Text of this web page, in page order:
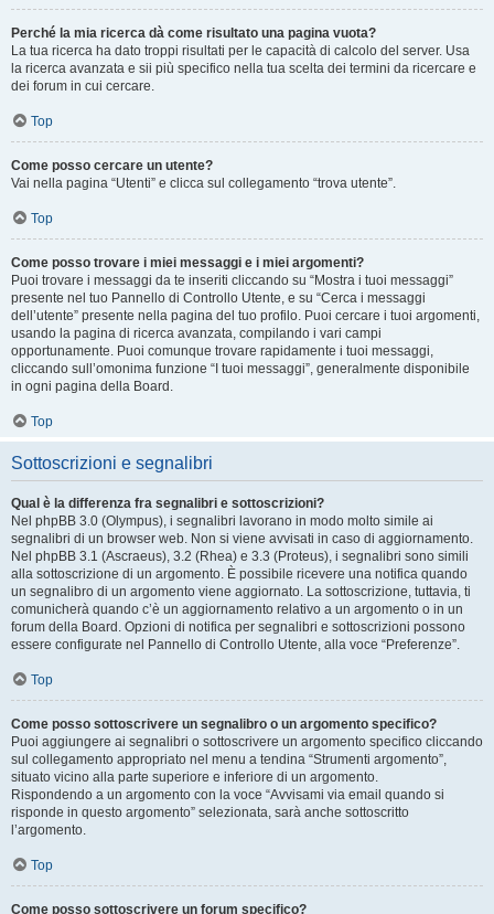
Perché la mia ricerca dà come risultato una pagina vuota?
La tua ricerca ha dato troppi risultati per le capacità di calcolo del server. Usa
la ricerca avanzata e sii più specifico nella tua scelta dei termini da ricercare e
dei forum in cui cercare.
Top
Come posso cercare un utente?
Vai nella pagina “Utenti” e clicca sul collegamento “trova utente”.
Top
Come posso trovare i miei messaggi e i miei argomenti?
Puoi trovare i messaggi da te inseriti cliccando su “Mostra i tuoi messaggi”
presente nel tuo Pannello di Controllo Utente, e su “Cerca i messaggi
dell’utente” presente nella pagina del tuo profilo. Puoi cercare i tuoi argomenti,
usando la pagina di ricerca avanzata, compilando i vari campi
opportunamente. Puoi comunque trovare rapidamente i tuoi messaggi,
cliccando sull’omonima funzione “I tuoi messaggi”, generalmente disponibile
in ogni pagina della Board.
Top
Sottoscrizioni e segnalibri
Qual è la differenza fra segnalibri e sottoscrizioni?
Nel phpBB 3.0 (Olympus), i segnalibri lavorano in modo molto simile ai
segnalibri di un browser web. Non si viene avvisati in caso di aggiornamento.
Nel phpBB 3.1 (Ascraeus), 3.2 (Rhea) e 3.3 (Proteus), i segnalibri sono simili
alla sottoscrizione di un argomento. È possibile ricevere una notifica quando
un segnalibro di un argomento viene aggiornato. La sottoscrizione, tuttavia, ti
comunicherà quando c’è un aggiornamento relativo a un argomento o in un
forum della Board. Opzioni di notifica per segnalibri e sottoscrizioni possono
essere configurate nel Pannello di Controllo Utente, alla voce “Preferenze”.
Top
Come posso sottoscrivere un segnalibro o un argomento specifico?
Puoi aggiungere ai segnalibri o sottoscrivere un argomento specifico cliccando
sul collegamento appropriato nel menu a tendina “Strumenti argomento”,
situato vicino alla parte superiore e inferiore di un argomento.
Rispondendo a un argomento con la voce “Avvisami via email quando si
risponde in questo argomento” selezionata, sarà anche sottoscritto
l’argomento.
Top
Come posso sottoscrivere un forum specifico?